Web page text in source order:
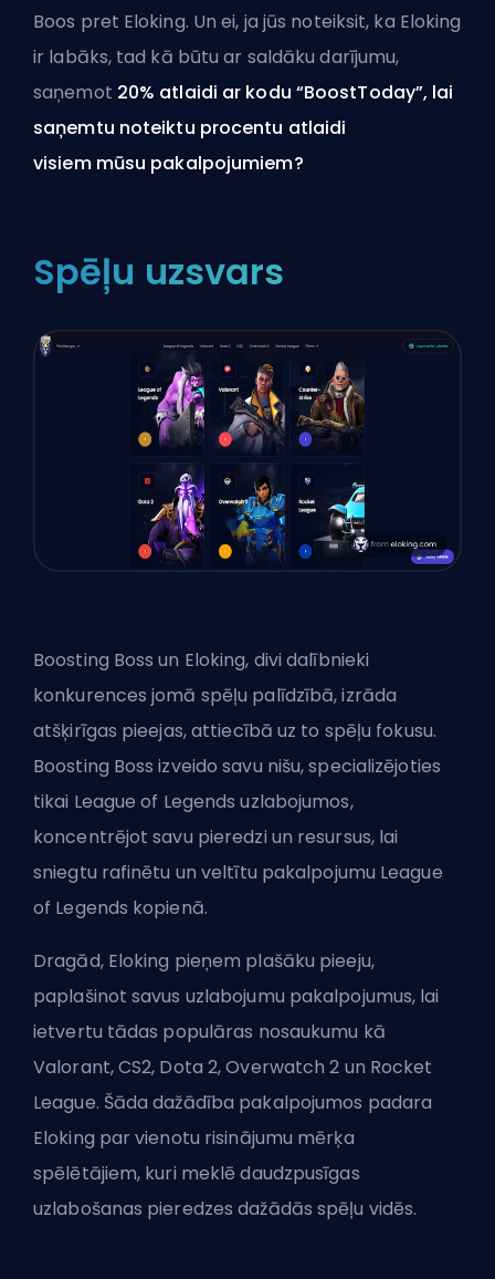
Boos pret Eloking. Un ei, ja jūs noteiksit, ka Eloking
ir labāks, tad kā būtu ar saldāku darījumu,
saņemot 20% atlaidi ar kodu “BoostToday”, lai
saņemtu noteiktu procentu atlaidi
visiem mūsu pakalpojumiem?
Spēļu uzsvars
Boosting Boss un Eloking, divi dalībnieki
konkurences jomā spēļu palīdzībā, izrāda
atšķirīgas pieejas, attiecībā uz to spēļu fokusu.
Boosting Boss izveido savu nišu, specializējoties
tikai League of Legends uzlabojumos,
koncentrējot savu pieredzi un resursus, lai
sniegtu rafinētu un veltītu pakalpojumu League
of Legends kopienā.
Dragād, Eloking pieņem plašāku pieeju,
paplašinot savus uzlabojumu pakalpojumus, lai
ietvertu tādas populāras nosaukumu kā
Valorant, CS2, Dota 2, Overwatch 2 un Rocket
League. Šāda dažādība pakalpojumos padara
Eloking par vienotu risinājumu mērķa
spēlētājiem, kuri meklē daudzpusīgas
uzlabošanas pieredzes dažādās spēļu vidēs.